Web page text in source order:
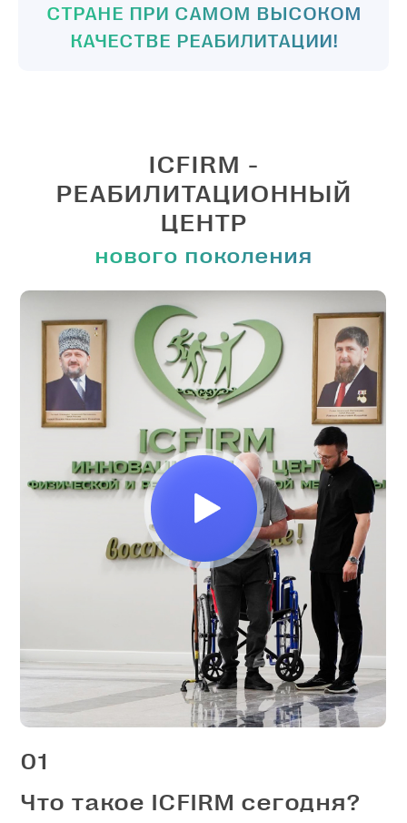
СТРАНЕ ПРИ САМОМ ВЫСОКОМ
КАЧЕСТВЕ РЕАБИЛИТАЦИИ!
ICFIRM -
РЕАБИЛИТАЦИОННЫЙ
ЦЕНТР
нового поколения
01
Что такое ICFIRM сегодня?